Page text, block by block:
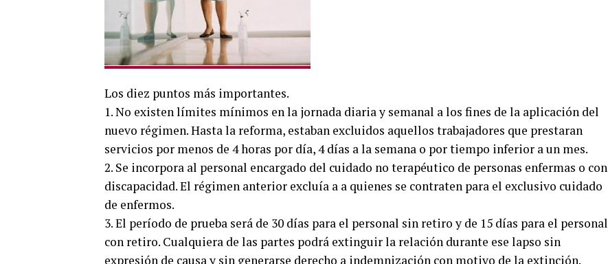
Los diez puntos más importantes.
1. No existen límites mínimos en la jornada diaria y semanal a los fines de la aplicación del
nuevo régimen. Hasta la reforma, estaban excluidos aquellos trabajadores que prestaran
servicios por menos de 4 horas por día, 4 días a la semana o por tiempo inferior a un mes.
2. Se incorpora al personal encargado del cuidado no terapéutico de personas enfermas o con
discapacidad. El régimen anterior excluía a a quienes se contraten para el exclusivo cuidado
de enfermos.
3. El período de prueba será de 30 días para el personal sin retiro y de 15 días para el personal
con retiro. Cualquiera de las partes podrá extinguir la relación durante ese lapso sin
expresión de causa y sin generarse derecho a indemnización con motivo de la extinción.